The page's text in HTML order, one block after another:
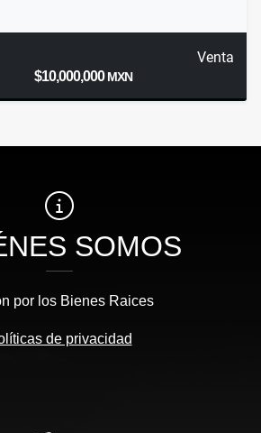
Venta
$10,000,000MXN
SOMOS
por los Bienes Raices
de privacidad